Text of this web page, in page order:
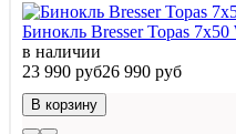
Бинокль Bresser Topas 7x50
в наличии
23 990 руб26 990 руб
В корзину